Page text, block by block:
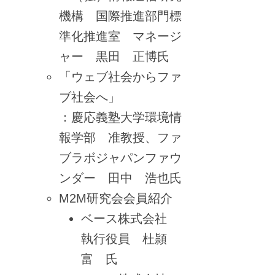
機構 国際推進部門標
準化推進室 マネージ
ャー 黒田 正博氏
「ウェブ社会からファ
ブ社会へ」
：慶応義塾大学環境情
報学部 准教授、ファ
ブラボジャパンファウ
ンダー 田中 浩也氏
M2M研究会会員紹介
ベース株式会社
執行役員 杜頴
富 氏